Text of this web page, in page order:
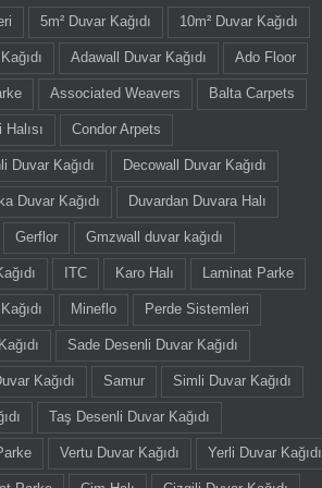
5m² Duvar Kağıdı 10m² Duvar Kağıdı
Adawall Duvar Kağıdı Ado Floor
Associated Weavers Balta Carpets
Halısı Condor Arpets
Duvar Kağıdı Decowall Duvar Kağıdı
Duvar Kağıdı Duvardan Duvara Halı
Gerflor Gmzwall duvar kağıdı
ITC Karo Halı Laminat Parke
Mineflo Perde Sistemleri
Sade Desenli Duvar Kağıdı
Kağıdı Samur Simli Duvar Kağıdı
Taş Desenli Duvar Kağıdı
Vertu Duvar Kağıdı Yerli Duvar Kağıdı